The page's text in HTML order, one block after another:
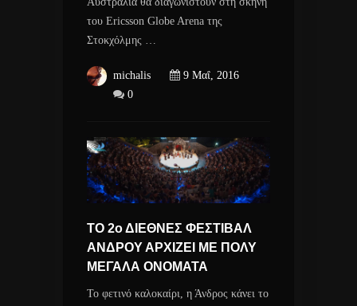
του Ericsson Globe Arena της
Στοκχόλμης …
michalis
9 Μαΐ, 2016
0
ΤΟ 2ο ΔΙΕΘΝΕΣ ΦΕΣΤΙΒΑΛ
ΑΝΔΡΟΥ ΑΡΧΙΖΕΙ ΜΕ ΠΟΛΥ
ΜΕΓΑΛΑ ΟΝΟΜΑΤΑ
Το φετινό καλοκαίρι, η Άνδρος κάνει το